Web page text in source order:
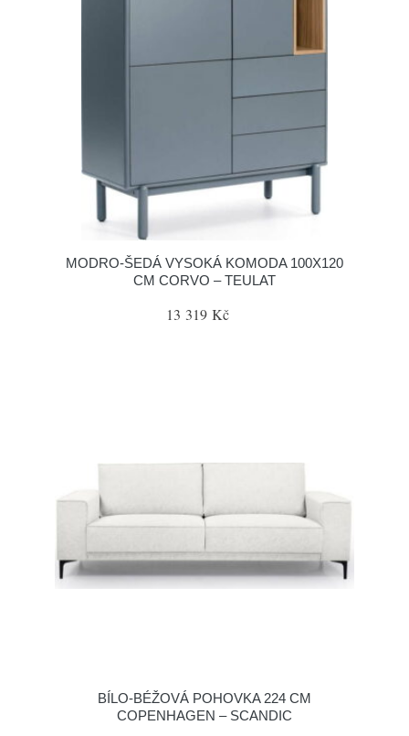
MODRO-ŠEDÁ VYSOKÁ KOMODA 100X120
CM CORVO – TEULAT
13 319 Kč
BÍLO-BÉŽOVÁ POHOVKA 224 CM
COPENHAGEN – SCANDIC